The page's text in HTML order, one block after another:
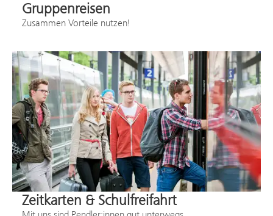
Gruppenreisen
Zusammen Vorteile nutzen!
Zeitkarten & Schulfreifahrt